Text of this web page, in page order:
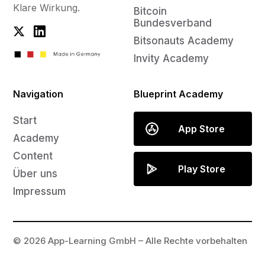
Klare Wirkung.
Bitcoin
Bundesverband
Bitsonauts Academy
Invity Academy
Navigation
Start
Academy
Content
Über uns
Impressum
Blueprint Academy
App Store
Play Store
© 2026 App-Learning GmbH – Alle Rechte vorbehalten